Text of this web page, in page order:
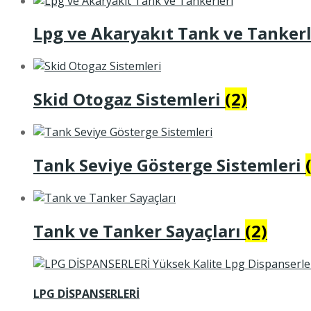
Lpg ve Akaryakıt Tank ve
Skid Otogaz Sistemleri (2)
Tank Seviye Gösterge Sistemleri
Tank ve Tanker Sayaçları (2)
LPG DİSPANSERLERİ